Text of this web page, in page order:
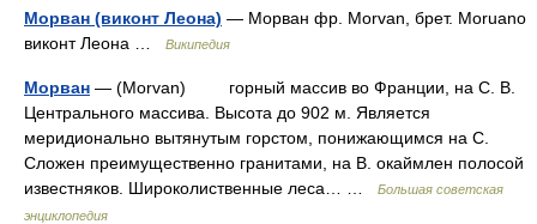
Морван (виконт Леона) — Морван фр. Morvan, брет. Moruano
виконт Леона …
Википедия
Морван — (Morvan) горный массив во Франции, на С. В.
Центрального массива. Высота до 902 м. Является
меридионально вытянутым горстом, понижающимся на С.
Сложен преимущественно гранитами, на В. окаймлен полосой
известняков. Широколиственные леса… …
Большая советская
энциклопедия